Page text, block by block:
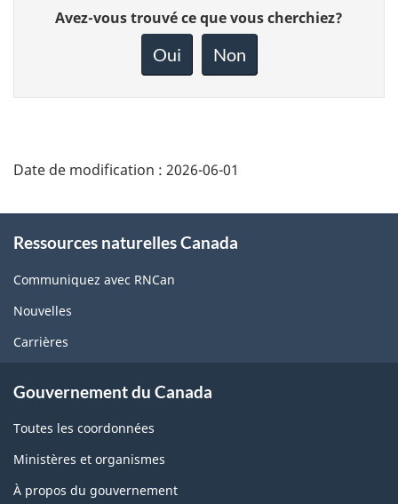
Donnez
votre
page
Avez-vous trouvé ce que vous cherchiez?
Oui Non
Date de modification : 2026-06-01
this
site
Ressources naturelles Canada
Communiquez avec RNCan
Nouvelles
Carrières
Gouvernement du Canada
Toutes les coordonnées
Ministères et organismes
À propos du gouvernement